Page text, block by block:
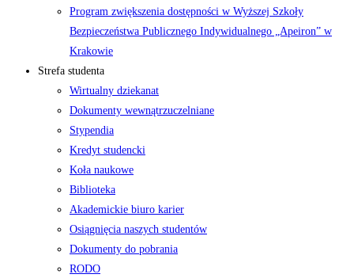
Program zwiększenia dostępności w Wyższej Szkoły
Bezpieczeństwa Publicznego Indywidualnego „Apeiron” w
Krakowie
Strefa studenta
Wirtualny dziekanat
Dokumenty wewnątrzuczelniane
Stypendia
Kredyt studencki
Koła naukowe
Biblioteka
Akademickie biuro karier
Osiągnięcia naszych studentów
Dokumenty do pobrania
RODO